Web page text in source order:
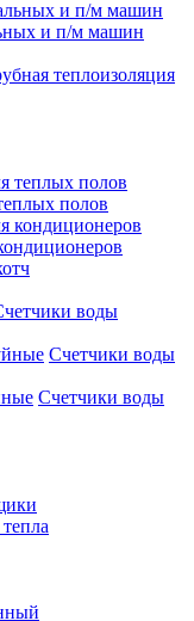
и п/м машин
теплоизоляция
полов
воды
Счетчики воды
Счетчики воды